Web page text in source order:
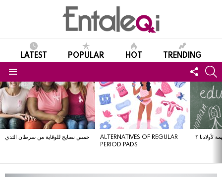
LATEST POPULAR HOT TRENDING
US
LATEST
STORIES
خمس نصايح للوقاية من سرطان الثدي
ALTERNATIVES OF REGULAR
PERIOD PADS
لأولادنا ؟